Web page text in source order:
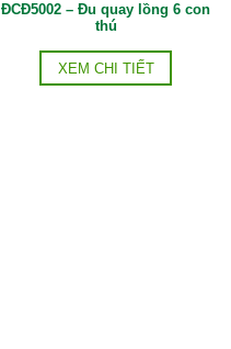
ĐCĐ5002 – Đu quay lồng 6 con
thú
XEM CHI TIẾT